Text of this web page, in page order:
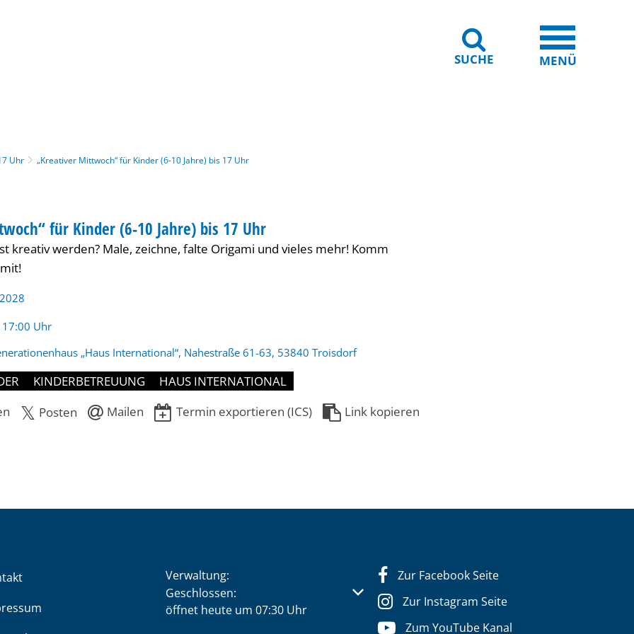
SUCHE MENÜ
Uhr „Kreativer Mittwoch“ für Kinder (6-10 Jahre) bis 17 Uhr
für Kinder (6-10 Jahre) bis 17 Uhr
kreativ werden? Male, zeichne, falte Origami und vieles mehr! Komm
Uhr
„Haus International“, Nahestraße 61-63, 53840 Troisdorf
KINDERBETREUUNG
HAUS INTERNATIONAL
Posten Mailen Termin exportieren (ICS) Link kopieren
Verwaltung:
Klicken, um weitere Öffnungs- oder Schließzeiten auszublenden
Geschlossen:
öffnet heute um 07:30 Uhr
Zur Facebook Seite
Zur Instagram Seite
Zum YouTube Kanal